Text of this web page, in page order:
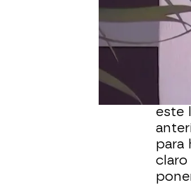
dos
ha
Lara
ella
este
para